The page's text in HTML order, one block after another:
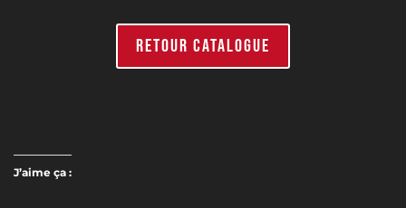
RETOUR CATALOGUE
J’aime ça :